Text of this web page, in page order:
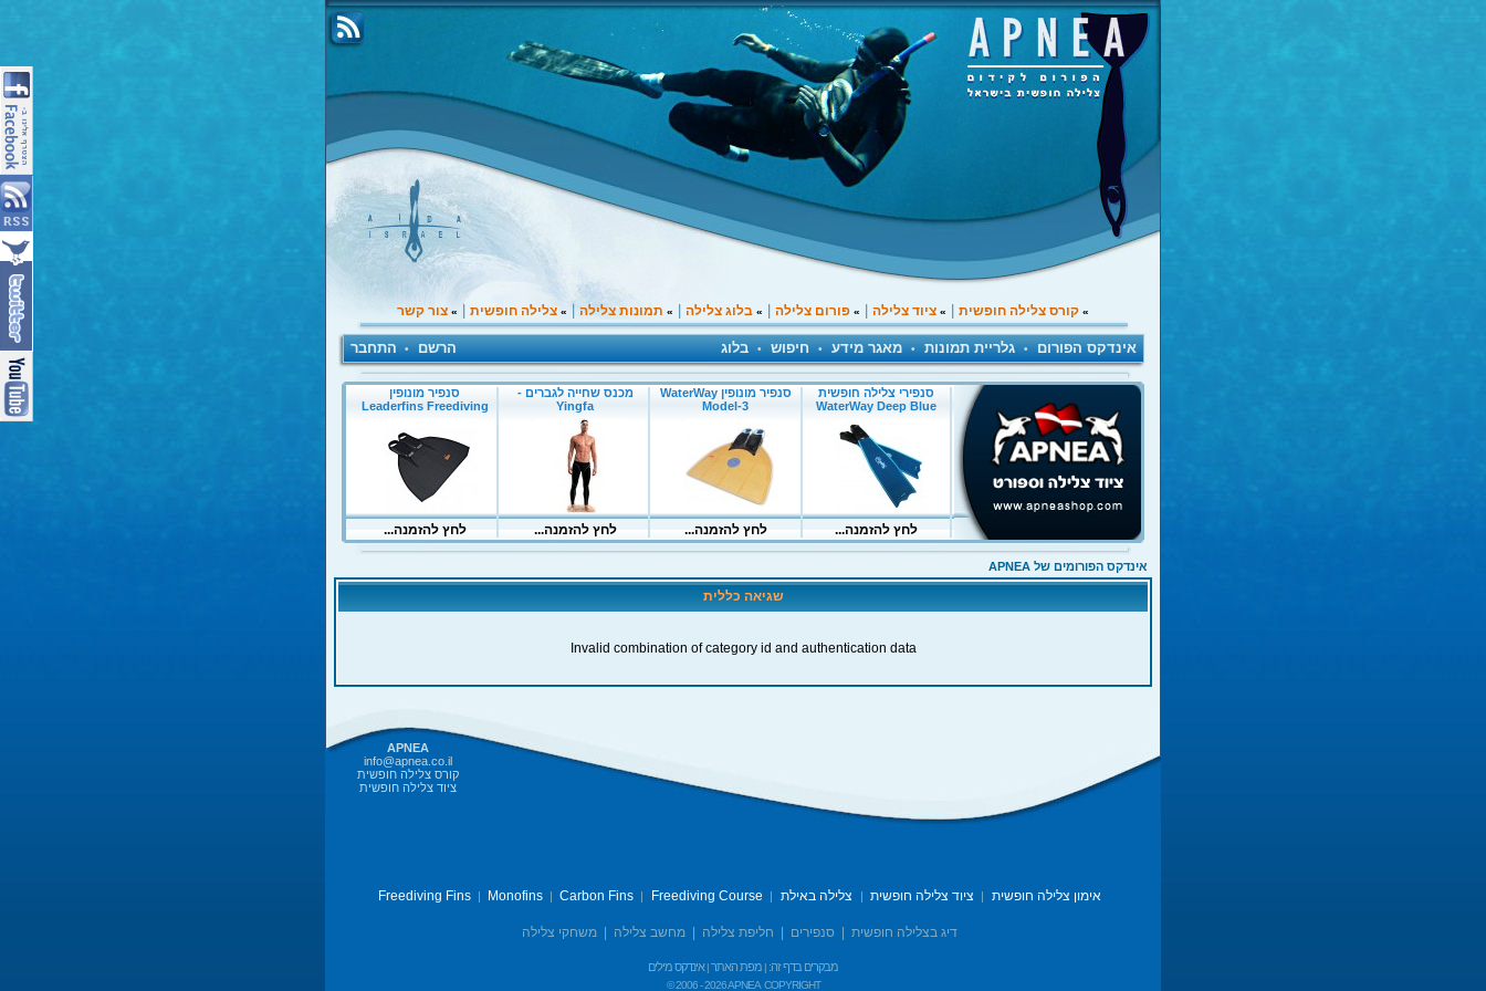
» קורס צלילה חופשית » ציוד צלילה » פורום צלילה » בלוג צלילה » תמונות צלילה » צלילה חופשית » צור קשר
אינדקס הפורום • גלריית תמונות • מאגר מידע • חיפוש • בלוג הרשם • התחבר
אינדקס הפורומים של APNEA
שגיאה כללית
Invalid combination of category id and authentication data
APNEA
info@apnea.co.il
קורס צלילה חופשית
ציוד צלילה חופשית
אימון צלילה חופשית | ציוד צלילה חופשית | צלילה באילת |
Freediving Fins| Monofins| Carbon Fins| Freediving Course
דיג בצלילה חופשית סנפירים חליפת צלילה מחשב צלילה משחקי צלילה
מבקרים בדף זה: | מפת האתר|אינדקס מילים
COPYRIGHT
© 2006 -2026 APNEA